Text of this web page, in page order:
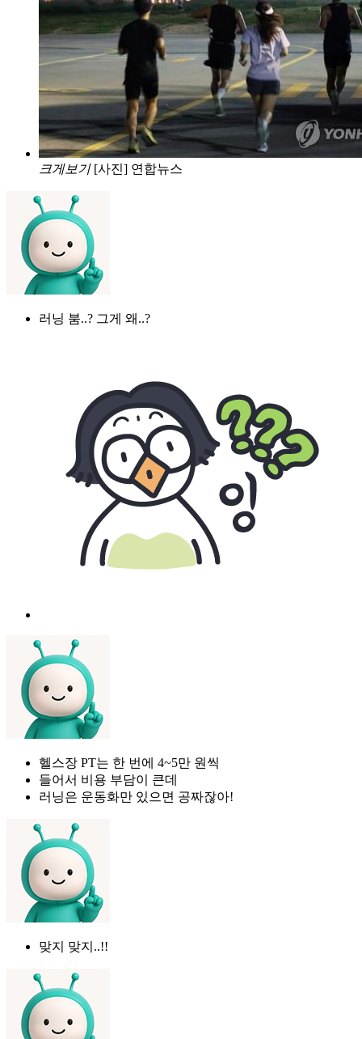
크게보기 [사진] 연합뉴스
러닝 붐..? 그게 왜..?
헬스장 PT는 한 번에 4~5만 원씩
들어서 비용 부담이 큰데
러닝은 운동화만 있으면 공짜잖아!
맞지 맞지..!!